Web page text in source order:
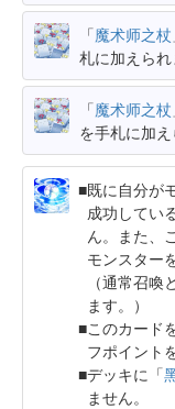
「魔术师之杖
札に加えられ
「魔术师之杖
を手札に加
既に自分が
成功してい
ん。また、
モンスター
（通常召
ます。）
このカード
フポイント
デッキに「
ません。